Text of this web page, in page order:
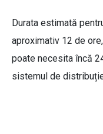
Durata estimată
aproximativ 12 de
poate necesita încă
sistemul de